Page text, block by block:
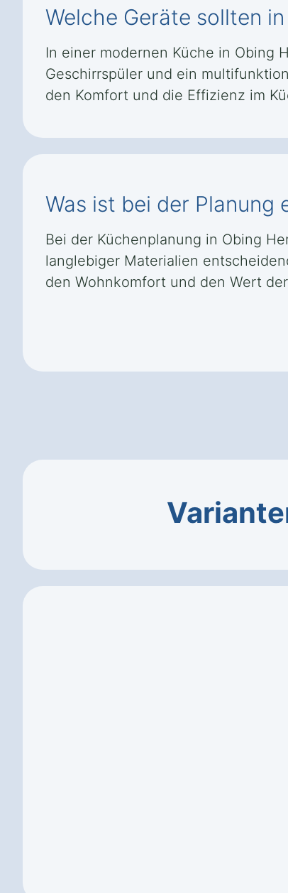
Welche Geräte sollten
In einer modernen Küche in Obing
Geschirrspüler und ein
den Komfort und die Effizienz im
Was ist bei der Planung
Bei der Küchenplanung in Obing
langlebiger Materialien
den Wohnkomfort und den Wert